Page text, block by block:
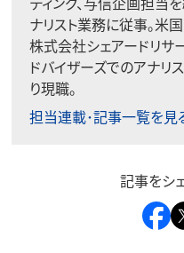
ナリスト業務に従事。米
株式会社シェアードリサ
ドバイザーズでのアナリ
り現職。
担当連載･記事一覧を見
記事をシ